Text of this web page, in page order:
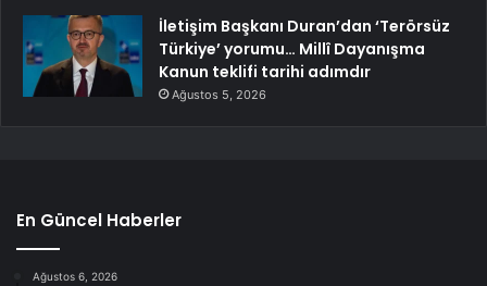
İletişim Başkanı Duran’dan ‘Terörsüz
Türkiye’ yorumu… Millî Dayanışma
Kanun teklifi tarihi adımdır
Ağustos 5, 2026
En Güncel Haberler
Ağustos 6, 2026